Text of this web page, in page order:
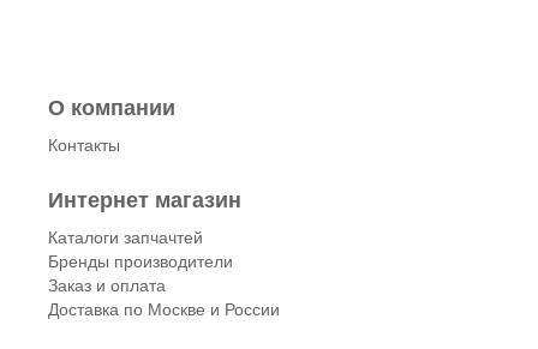
О компании
Контакты
Интернет магазин
Каталоги запчачтей
Бренды производители
Заказ и оплата
Доставка по Москве и России